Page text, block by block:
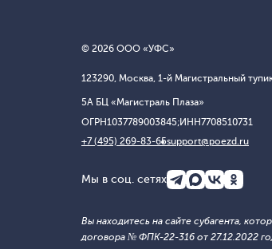
© 2026 ООО «УФС»
123290, Москва, 1-й Магистральный
5А БЦ «Магистраль Плаза»
ОГРН1037789003845;ИНН7708510731
+7 (495) 269-83-65support@poezd.ru
Мы в соц. сетях
Вы находитесь на сайте субагента,
договора № ФПК-22-316 от 27.12.2022